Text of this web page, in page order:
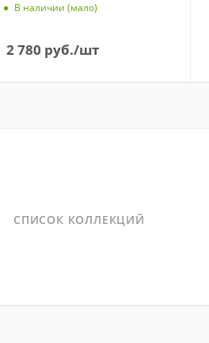
В наличии (мало)
2 780 руб./шт
СПИСОК КОЛЛЕКЦИЙ